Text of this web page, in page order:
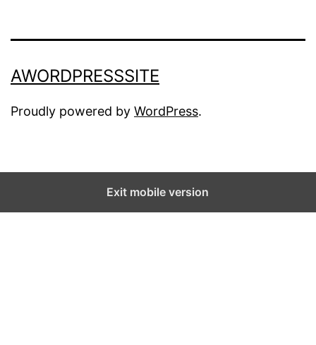
AWORDPRESSSITE
Proudly powered by WordPress.
Exit mobile version